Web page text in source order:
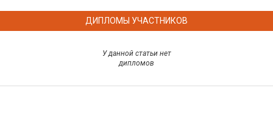
ДИПЛОМЫ УЧАСТНИКОВ
У данной статьи нет
дипломов